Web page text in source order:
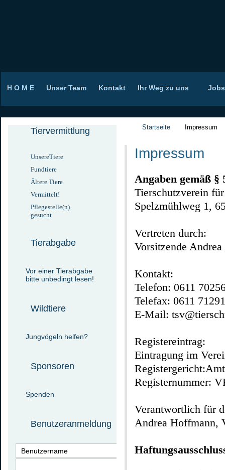
H O M E Unser Team Kontakt Ihr Weg zu uns Jobs
Startseite Impressum
Impressum
Angaben gemäß
Tierschutzverein
Spelzmühlweg 1,
Vertreten durch:
Vorsitzende
Kontakt:
Telefon: 0611
Telefax: 0611
E-Mail:
Registereintrag:
Eintragung im
Registernummer:
Verantwortlich für
Andrea Hoffmann,
Tiervermittlung
UnsereTiere
Fundtiere
Ältere Tiere
Vermittelt!
Pflegestelle(n)
gesucht
Tierabgabe
Vor einer Tierabgabe
bitte unbedingt lesen!
Wildtiere
Jungvögeln helfen?
Sponsoren
Spenden
Benutzeranmeldung